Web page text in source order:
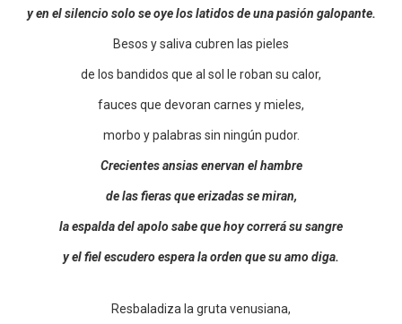
y en el silencio solo se oye los latidos de una pasión galopante.
Besos y saliva cubren las pieles
de los bandidos que al sol le roban su calor,
fauces que devoran carnes y mieles,
morbo y palabras sin ningún pudor.
Crecientes ansias enervan el hambre
de las fieras que erizadas se miran,
la espalda del apolo sabe que hoy correrá su sangre
y el fiel escudero espera la orden que su amo diga.
Resbaladiza la gruta venusiana,